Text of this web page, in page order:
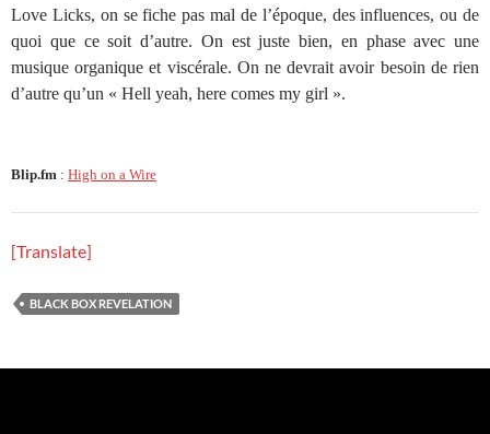
Love Licks, on se fiche pas mal de l’époque, des influences, ou de
quoi que ce soit d’autre. On est juste bien, en phase avec une
musique organique et viscérale. On ne devrait avoir besoin de rien
d’autre qu’un « Hell yeah, here comes my girl ».
Blip.fm : High on a Wire
[Translate]
BLACK BOX REVELATION